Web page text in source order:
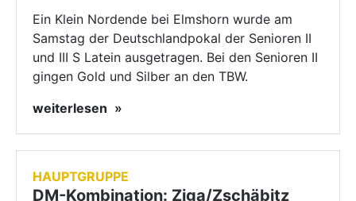
Ein Klein Nordende bei Elmshorn wurde am
Samstag der Deutschlandpokal der Senioren II
und III S Latein ausgetragen. Bei den Senioren II
gingen Gold und Silber an den TBW.
weiterlesen
HAUPTGRUPPE
DM-Kombination: Ziga/Zschäbitz